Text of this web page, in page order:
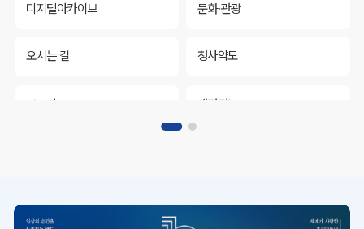
디지털아카이브 문화·관광
오시는 길 청사약도
보도자료 재정정보